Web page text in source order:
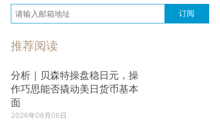
订阅
推荐阅读
分析｜贝森特操盘稳日元，操
作巧思能否撬动美日货币基本
面
2026年08月06日